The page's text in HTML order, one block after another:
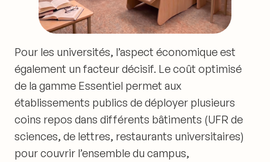
Pour les universités, l’aspect économique est
également un facteur décisif. Le coût optimisé
de la gamme Essentiel permet aux
établissements publics de déployer plusieurs
coins repos dans différents bâtiments (UFR de
sciences, de lettres, restaurants universitaires)
pour couvrir l’ensemble du campus,